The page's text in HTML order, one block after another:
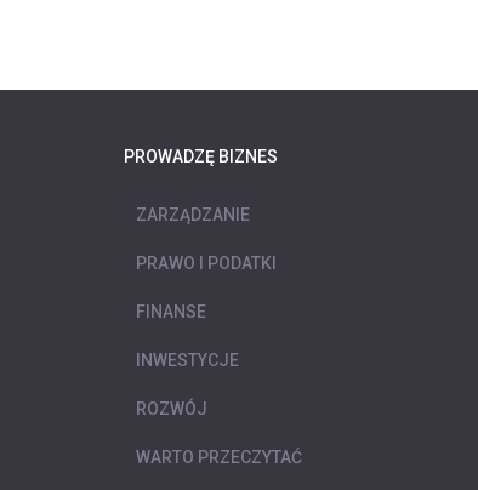
PROWADZĘ BIZNES
ZARZĄDZANIE
PRAWO I PODATKI
FINANSE
INWESTYCJE
ROZWÓJ
WARTO PRZECZYTAĆ